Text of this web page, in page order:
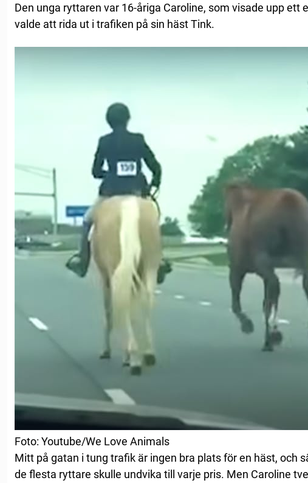
Den unga ryttaren var 16-åriga Caroline, som visade upp ett
valde att rida ut i trafiken på sin häst Tink.
Foto: Youtube/We Love Animals
Mitt på gatan i tung trafik är ingen bra plats för en häst, och
de flesta ryttare skulle undvika till varje pris. Men Caroline